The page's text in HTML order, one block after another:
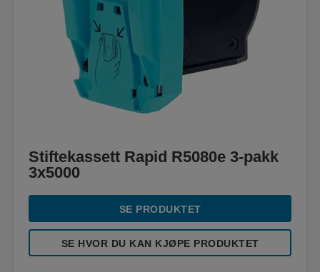
Stiftekassett Rapid R5080e 3-pakk
3x5000
SE PRODUKTET
SE HVOR DU KAN KJØPE PRODUKTET